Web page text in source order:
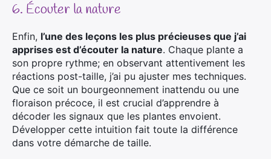
6. Écouter la nature
Enfin, l’une des leçons les plus précieuses que j’ai
apprises est d’écouter la nature. Chaque plante a
son propre rythme; en observant attentivement les
réactions post-taille, j’ai pu ajuster mes techniques.
Que ce soit un bourgeonnement inattendu ou une
floraison précoce, il est crucial d’apprendre à
décoder les signaux que les plantes envoient.
Développer cette intuition fait toute la différence
dans votre démarche de taille.